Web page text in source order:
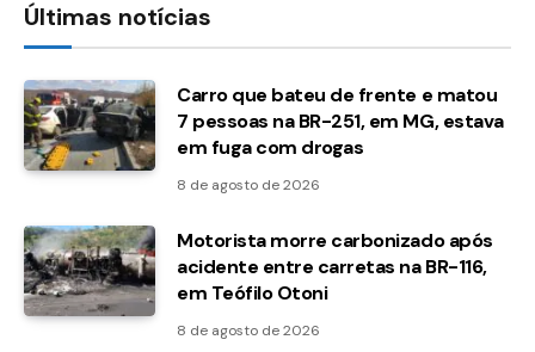
Últimas notícias
Carro que bateu de frente e matou
7 pessoas na BR-251, em MG, estava
em fuga com drogas
8 de agosto de 2026
Motorista morre carbonizado após
acidente entre carretas na BR-116,
em Teófilo Otoni
8 de agosto de 2026